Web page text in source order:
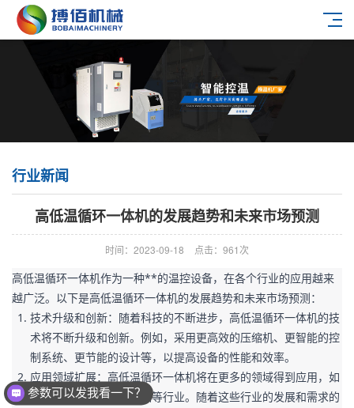
行业新闻
高低温循环一体机的发展趋势和未来市场预测
时间：2023-09-18 点击：961次
高低温循环一体机作为一种**的温控设备，在各个行业的应用越来
越广泛。以下是高低温循环一体机的发展趋势和未来市场预测：
技术升级和创新：随着科技的不断进步，高低温循环一体机的技
术将不断升级和创新。例如，采用更高效的压缩机、更智能的控
制系统、更节能的设计等，以提高设备的性能和效率。
应用领域扩展：高低温循环一体机将在更多的领域得到应用，如
电子、化工、医药、食品等行业。随着这些行业的发展和需求的
参数可以发我看一下？